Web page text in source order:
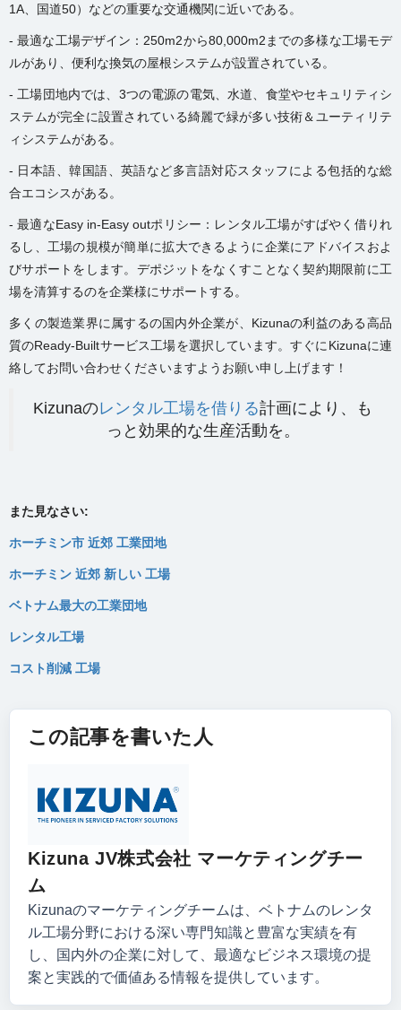
1A、国道50）などの重要な交通機関に近いである。
- 最適な工場デザイン：250m2から80,000m2までの多様な工場モデ
ルがあり、便利な換気の屋根システムが設置されている。
- 工場団地内では、3つの電源の電気、水道、食堂やセキュリティシ
ステムが完全に設置されている綺麗で緑が多い技術＆ユーティリテ
ィシステムがある。
- 日本語、韓国語、英語など多言語対応スタッフによる包括的な総
合エコシスがある。
- 最適なEasy in-Easy outポリシー：レンタル工場がすばやく借りれ
るし、工場の規模が簡単に拡大できるように企業にアドバイスおよ
びサポートをします。デポジットをなくすことなく契約期限前に工
場を清算するのを企業様にサポートする。
多くの製造業界に属するの国内外企業が、Kizunaの利益のある高品
質のReady-Builtサービス工場を選択しています。すぐにKizunaに連
絡してお問い合わせくださいますようお願い申し上げます！
Kizunaのレンタル工場を借りる計画により、も
っと効果的な生産活動を。
また見なさい:
ホーチミン市 近郊 工業団地
ホーチミン 近郊 新しい 工場
ベトナム最大の工業団地
レンタル工場
コスト削減 工場
この記事を書いた人
Kizuna JV株式会社 マーケティングチー
ム
Kizunaのマーケティングチームは、ベトナムのレンタ
ル工場分野における深い専門知識と豊富な実績を有
し、国内外の企業に対して、最適なビジネス環境の提
案と実践的で価値ある情報を提供しています。